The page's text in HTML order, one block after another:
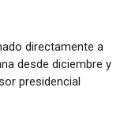
directamente a
desde diciembre y
presidencial